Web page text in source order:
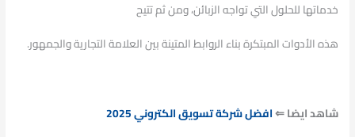
خدماتها للحلول التي تواجه الزبائن، ومن ثم تتيح
هذه الأدوات المبتكرة بناء الروابط المتينة بين العلامة التجارية والجمهور.
شاهد ايضا ⇐افضل شركة تسويق الكتروني 2025